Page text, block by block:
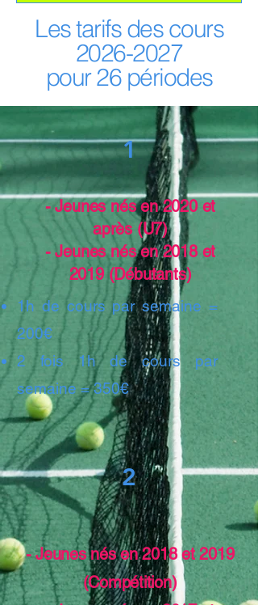
Les tarifs des cours
2026-2027
pour 26 périodes
1
- Jeunes nés en 2020 et
après (U7)
- Jeunes nés en 2018 et
2019 (Débutants)
1h de cours par semaine =
200€
2 fois 1h de cours par
semaine = 350€
2
- Jeunes nés en 2018 et 2019
(Compétition)